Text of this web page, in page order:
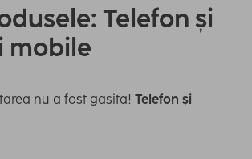
Telefon și
mobile
nu a fost gasita! Telefon și